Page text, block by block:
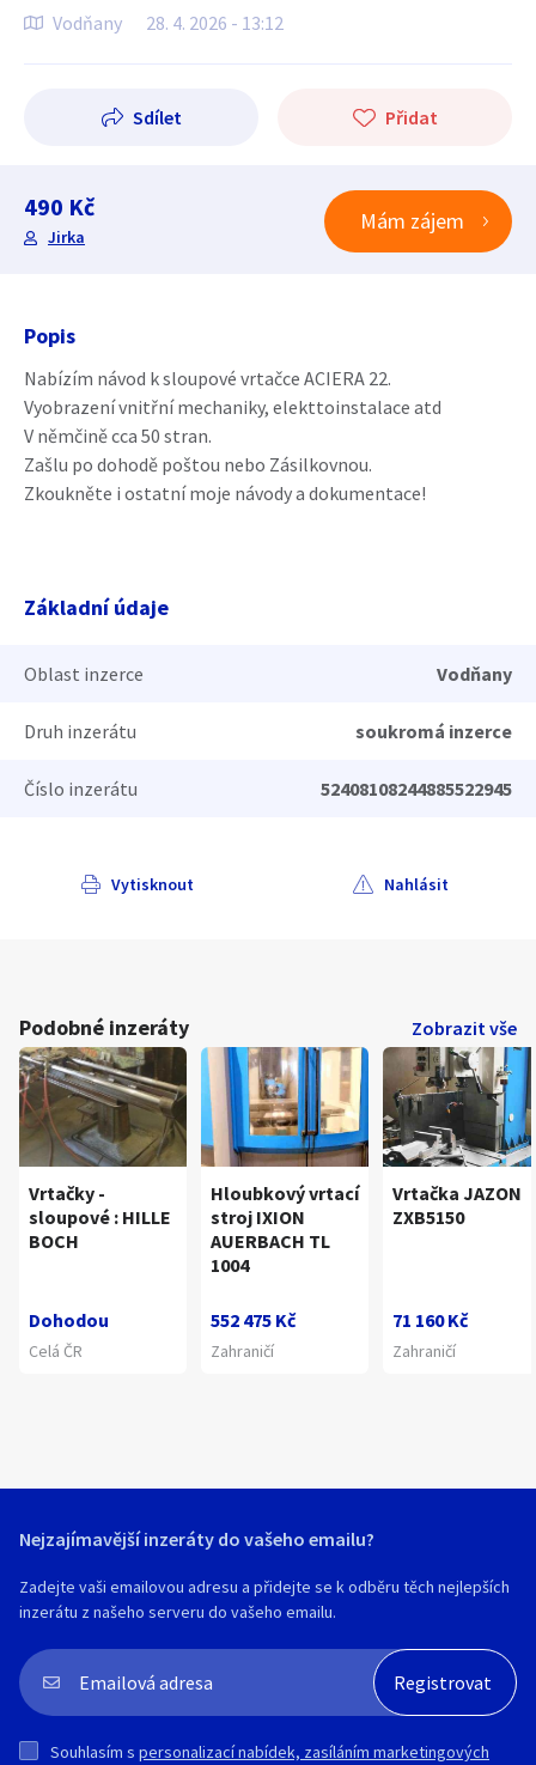
Vodňany 28. 4. 2026 - 13:12
Sdílet Přidat
490 Kč
Jirka
Mám zájem
Popis
Nabízím návod k sloupové vrtačce ACIERA 22.
Vyobrazení vnitřní mechaniky, elekttoinstalace atd
V němčině cca 50 stran.
Zašlu po dohodě poštou nebo Zásilkovnou.
Zkoukněte i ostatní moje návody a dokumentace!
Základní údaje
Oblast inzerce Vodňany
Druh inzerátu soukromá inzerce
Číslo inzerátu 52408108244885522945
Vytisknout Nahlásit
Podobné inzeráty Zobrazit vše
Vrtačky -
sloupové : HILLE
BOCH
Dohodou
Celá ČR
Hloubkový vrtací
stroj IXION
AUERBACH TL
1004
552 475 Kč
Zahraničí
Vrtačka JAZON
ZXB5150
71 160 Kč
Zahraničí
Nejzajímavější inzeráty do vašeho emailu?
Zadejte vaši emailovou adresu a přidejte se k odběru těch nejlepších
inzerátu z našeho serveru do vašeho emailu.
Souhlasím s personalizací nabídek, zasíláním marketingových